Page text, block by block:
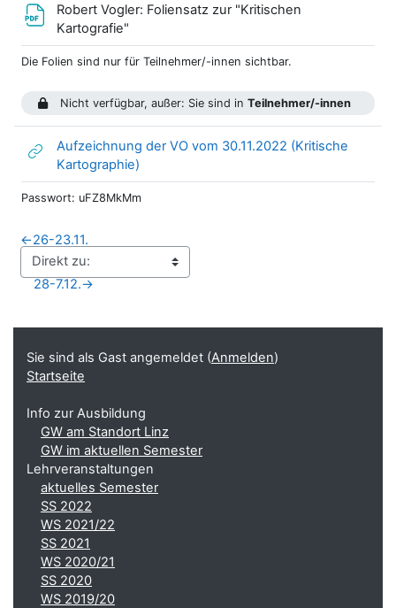
Robert Vogler: Foliensatz zur "Kritischen
Kartografie"
Die Folien sind nur für Teilnehmer/-innen sichtbar.
Nicht verfügbar, außer: Sie sind inTeilnehmer/-innen
Aufzeichnung der VO vom 30.11.2022 (Kritische
Kartographie)
Passwort: uFZ8MkMm
←26-23.11.
→
28-7.12.
Ergänzungsblöcke
Sie sind als Gast angemeldet (Anmelden)
Startseite
Info zur Ausbildung
GW am Standort Linz
GW im aktuellen Semester
Lehrveranstaltungen
aktuelles Semester
SS 2022
WS 2021/22
SS 2021
WS 2020/21
SS 2020
WS 2019/20